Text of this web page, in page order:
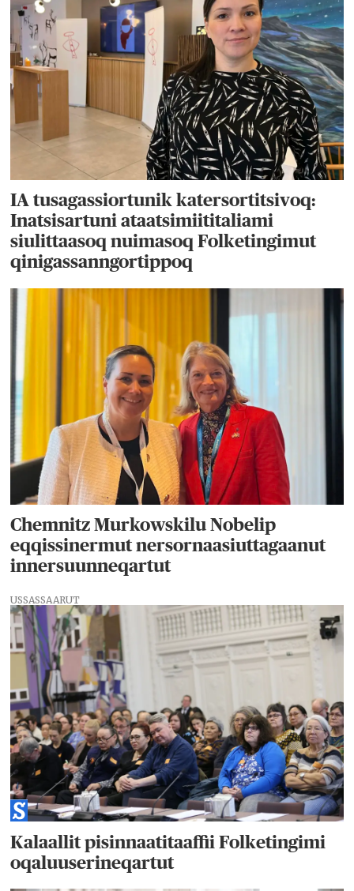
IA tusagassiortunik katersortitsivoq:
Inatsisartuni ataatsimiititaliami
siulittaasoq nuimasoq Folketingimut
qinigassanngortippoq
Chemnitz Murkowskilu Nobelip
eqqissinermut nersornaasiuttagaanut
innersuunneqartut
USSASSAARUT
Kalaallit pisinnaatitaaffii Folketingimi
oqaluuserineqartut